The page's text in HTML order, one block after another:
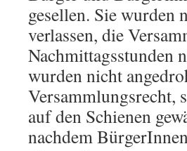
gesellen. Sie wurden
verlassen, die
Nachmittagsstunden
wurden nicht
Versammlungsrecht,
auf den Schienen
nachdem